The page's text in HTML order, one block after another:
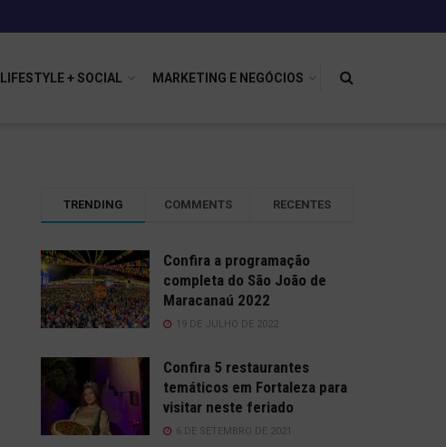
LIFESTYLE + SOCIAL MARKETING E NEGÓCIOS
TRENDING COMMENTS RECENTES
Confira a programação
completa do São João de
Maracanaú 2022
19 DE JULHO DE 2022
Confira 5 restaurantes
temáticos em Fortaleza para
visitar neste feriado
6 DE SETEMBRO DE 2021